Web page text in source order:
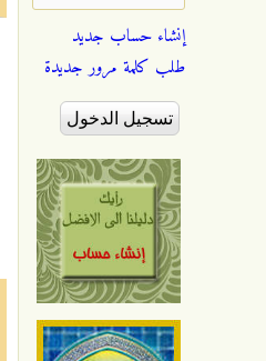
إنشاء حساب جديد
طلب كلمة مرور جديدة